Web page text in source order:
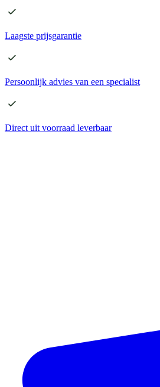
Laagste prijsgarantie
Persoonlijk advies van een specialist
Direct uit voorraad leverbaar